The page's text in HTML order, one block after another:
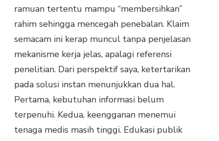
ramuan tertentu mampu “membersihkan”
rahim sehingga mencegah penebalan. Klaim
semacam ini kerap muncul tanpa penjelasan
mekanisme kerja jelas, apalagi referensi
penelitian. Dari perspektif saya, ketertarikan
pada solusi instan menunjukkan dua hal.
Pertama, kebutuhan informasi belum
terpenuhi. Kedua, keengganan menemui
tenaga medis masih tinggi. Edukasi publik